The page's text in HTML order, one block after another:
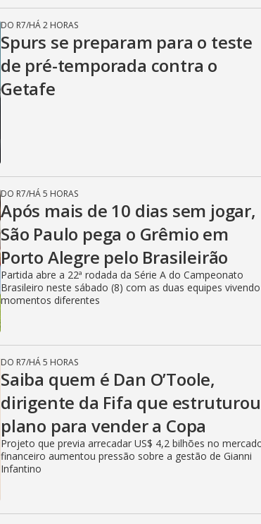
DO R7/HÁ 2 HORAS
Spurs se preparam para o teste
de pré-temporada contra o
Getafe
DO R7/HÁ 5 HORAS
Após mais de 10 dias sem jogar,
São Paulo pega o Grêmio em
Porto Alegre pelo Brasileirão
Partida abre a 22ª rodada da Série A do Campeonato
Brasileiro neste sábado (8) com as duas equipes vivendo
momentos diferentes
DO R7/HÁ 5 HORAS
Saiba quem é Dan O’Toole,
dirigente da Fifa que estruturou
plano para vender a Copa
Projeto que previa arrecadar US$ 4,2 bilhões no
financeiro aumentou pressão sobre a gestão de Gianni
Infantino